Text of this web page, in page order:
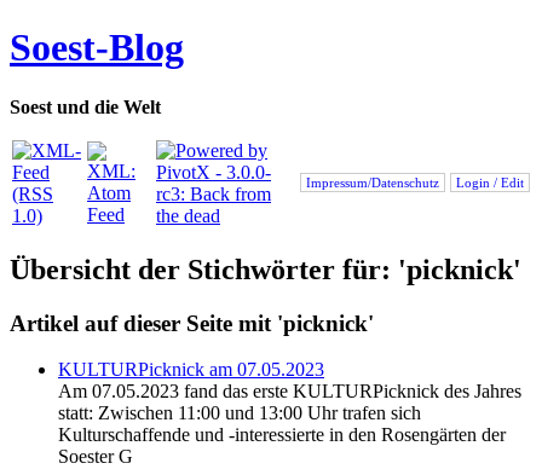
Soest-Blog
Soest und die Welt
Impressum/Datenschutz Login / Edit
Übersicht der Stichwörter für: 'picknick'
Artikel auf dieser Seite mit 'picknick'
KULTURPicknick am 07.05.2023
Am 07.05.2023 fand das erste KULTURPicknick des Jahres
statt: Zwischen 11:00 und 13:00 Uhr trafen sich
Kulturschaffende und -interessierte in den Rosengärten der
Soester G